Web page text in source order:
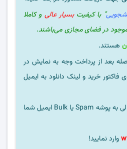
" با کیفیت بسیار عالی و کاملا
در فضای مجازی می‌باشند.
هستند.
بعد از پرداخت وجه به نمایش در
خرید و لینک دانلود به ایمیل
ممکن است ایمیل ارسالی به پوشه Spam یا Bulk ایمیل شما
وارد نمایید!